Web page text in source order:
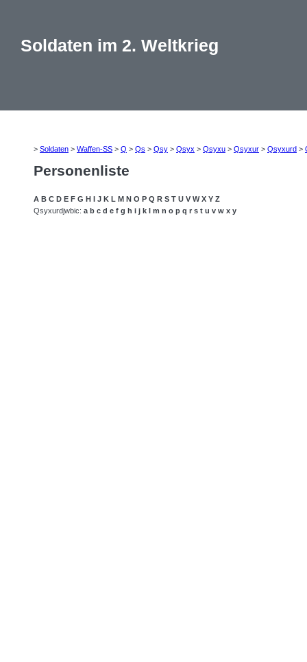
Soldaten im 2. Weltkrieg
> Soldaten > Waffen-SS > Q > Qs > Qsy > Qsyx > Qsyxu > Qsyxur > Qsyxurd >
Personenliste
A B C D E F G H I J K L M N O P Q R S T U V W X Y Z
Qsyxurdjwbic: a b c d e f g h i j k l m n o p q r s t u v w x y